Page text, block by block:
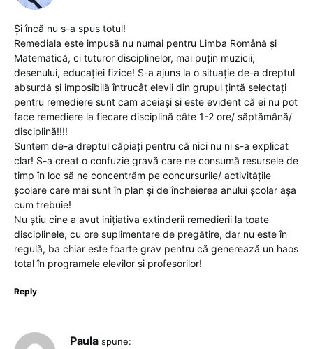
Și încă nu s-a spus totul!
Remediala este impusă nu numai pentru Limba Română și
Matematică, ci tuturor disciplinelor, mai puțin muzicii,
desenului, educației fizice! S-a ajuns la o situație de-a dreptul
absurdă și imposibilă întrucât elevii din grupul țintă selectați
pentru remediere sunt cam aceiași și este evident că ei nu pot
face remediere la fiecare disciplină câte 1-2 ore/ săptămână/
disciplină!!!!
Suntem de-a dreptul căpiați pentru că nici nu ni s-a explicat
clar! S-a creat o confuzie gravă care ne consumă resursele de
timp în loc să ne concentrăm pe concursurile/ activitățile
școlare care mai sunt în plan și de încheierea anului școlar așa
cum trebuie!
Nu știu cine a avut inițiativa extinderii remedierii la toate
disciplinele, cu ore suplimentare de pregătire, dar nu este în
regulă, ba chiar este foarte grav pentru că generează un haos
total în programele elevilor și profesorilor!
Reply
Paula spune: